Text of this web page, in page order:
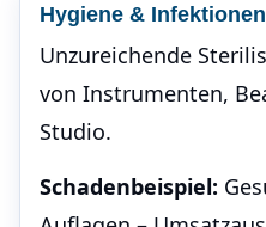
Hygiene & Infektionen
Unzureichende
von Instrumenten,
Studio.
Schadenbeispiel: